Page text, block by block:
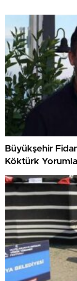
Büyükşehir
Köktürk